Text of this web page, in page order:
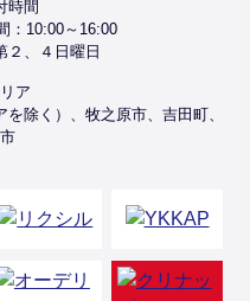
時間
：10:00～16:00
２、４日曜日
ア
除く）、牧之原市、吉田町、